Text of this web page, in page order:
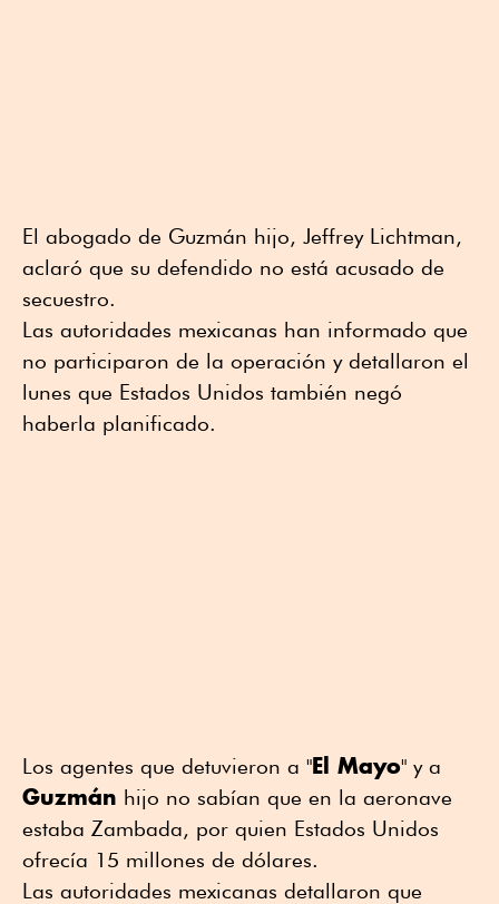
El abogado de Guzmán hijo, Jeffrey Lichtman,
aclaró que su defendido no está acusado de
secuestro.
Las autoridades mexicanas han informado que
no participaron de la operación y detallaron el
lunes que Estados Unidos también negó
haberla planificado.
Los agentes que detuvieron a "El Mayo" y a
Guzmán hijo no sabían que en la aeronave
estaba Zambada, por quien Estados Unidos
ofrecía 15 millones de dólares.
Las autoridades mexicanas detallaron que